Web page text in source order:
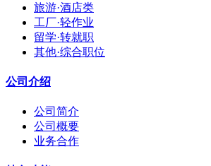
旅游·酒店类
工厂·轻作业
留学·转就职
其他·综合职位
公司介绍
公司简介
公司概要
业务合作